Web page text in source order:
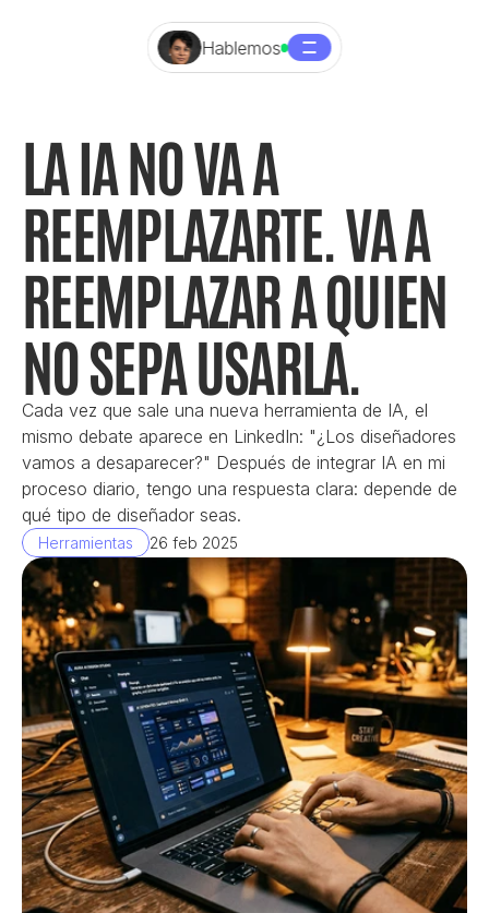
Hablemos
LA IA NO VA A
REEMPLAZARTE. VA A
REEMPLAZAR A QUIEN
NO SEPA USARLA.
Cada vez que sale una nueva herramienta de IA, el
mismo debate aparece en LinkedIn: "¿Los diseñadores
vamos a desaparecer?" Después de integrar IA en mi
proceso diario, tengo una respuesta clara: depende de
qué tipo de diseñador seas.
Herramientas 26 feb 2025